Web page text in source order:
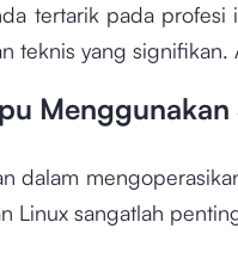
tertarik pada profesi
teknis yang
Menggunakan
dalam
Linux sangatlah